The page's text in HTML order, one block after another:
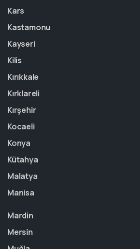
Kars
Kastamonu
Kayseri
Kilis
Kırıkkale
Kırklareli
Kırşehir
Kocaeli
Konya
Kütahya
Malatya
Manisa
Mardin
Mersin